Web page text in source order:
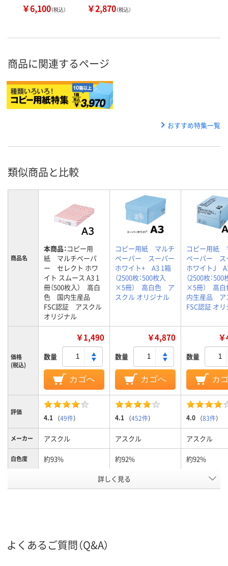
￥6,100（税込） ￥2,870（税込）
商品に関連するページ
おすすめ特集一覧
類似商品と比較
商品名
本商品：コピー用
紙 マルチペーパ
ー セレクト ホワ
イト スムース A3 1
冊（500枚入） 高白
色 国内生産品
FSC認証 アスクル
オリジナル
コピー用紙 マルチ
ペーパー スーパー
ホワイト+ A3 1箱
（2500枚：500枚入
×5冊） 高白色 ア
スクル オリジナル
コピー用紙
ペーパー ス
ホワイトJ
（2500枚：500
×5冊） 高
内生産品 ア
FSC認証 オ
価格
(税込)
￥1,490
数量
カゴへ
￥4,870
数量
カゴへ
数量
カ
評価
4.1 （49件） 4.1 （452件） 4.0 （83件）
メーカー アスクル アスクル アスクル
白色度 約93% 約92% 約92%
さ
100μg）
約90μm(0.09mm) 約
詳しく見る
よくあるご質問（Q&A）